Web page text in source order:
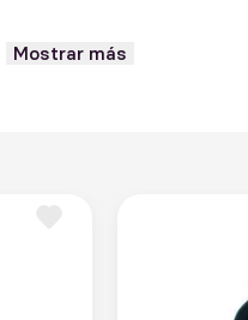
Boca fresca con fruta roja
y final persistente con matices
Roble Francés, Roble
Mostrar más